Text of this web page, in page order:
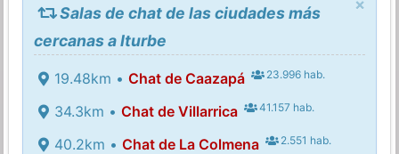
Salas de chat de las ciudades más
cercanas a Iturbe
19.48km • Chat de Caazapá 23.996 hab.
34.3km • Chat de Villarrica 41.157 hab.
40.2km • Chat de La Colmena 2.551 hab.